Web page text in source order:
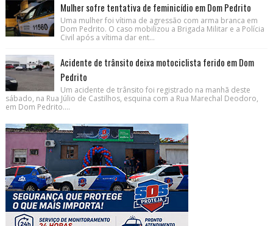
Mulher sofre tentativa de feminicídio em Dom Pedrito
Uma mulher foi vítima de agressão com arma branca em
Dom Pedrito. O caso mobilizou a Brigada Militar e a Polícia
Civil após a vítima dar ent...
Acidente de trânsito deixa motociclista ferido em Dom
Pedrito
Um acidente de trânsito foi registrado na manhã deste
sábado, na Rua Júlio de Castilhos, esquina com a Rua Marechal Deodoro,
em Dom Pedrito....